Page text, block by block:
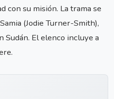
con su misión. La trama se
(Jodie Turner-Smith),
Sudán. El elenco incluye a